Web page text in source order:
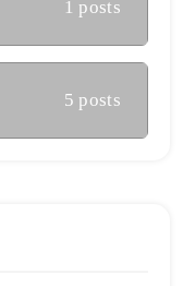
1 posts
5 posts